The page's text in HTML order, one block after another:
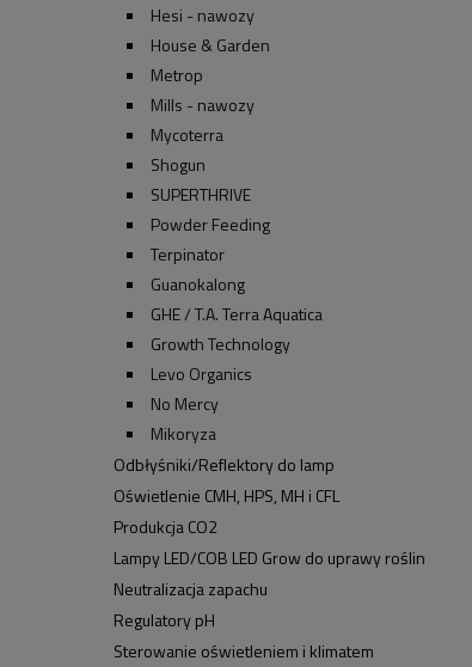
Hesi - nawozy
House & Garden
Metrop
Mills - nawozy
Mycoterra
Shogun
SUPERTHRIVE
Powder Feeding
Terpinator
Guanokalong
GHE / T.A. Terra Aquatica
Growth Technology
Levo Organics
No Mercy
Mikoryza
Odbłyśniki/Reflektory do lamp
Oświetlenie CMH, HPS, MH i CFL
Produkcja CO2
Lampy LED/COB LED Grow do uprawy roślin
Neutralizacja zapachu
Regulatory pH
Sterowanie oświetleniem i klimatem